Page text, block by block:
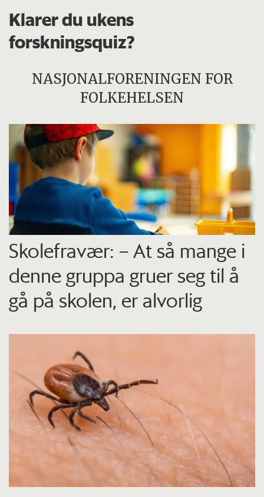
Klarer du ukens
forskningsquiz?
NASJONALFORENINGEN FOR
FOLKEHELSEN
Skolefravær: – At så mange i
denne gruppa gruer seg til å
gå på skolen, er alvorlig